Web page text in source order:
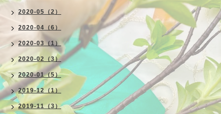
2020-05（2）
2020-04（6）
2020-03（1）
2020-02（3）
2020-01（5）
2019-12（1）
2019-11（3）